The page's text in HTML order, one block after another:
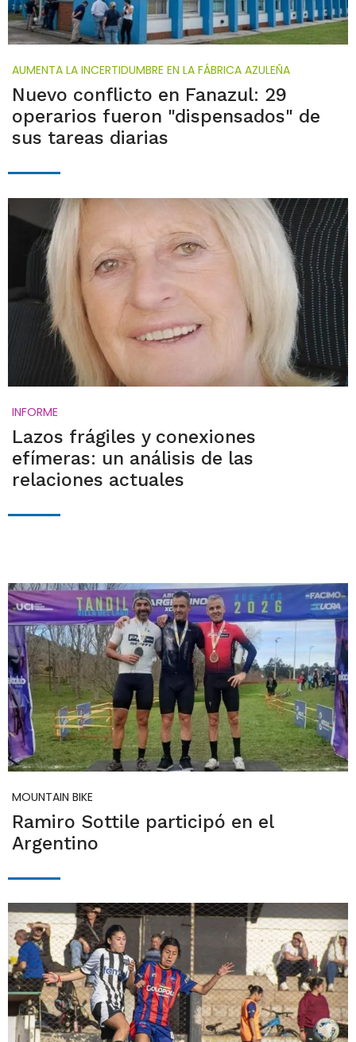
AUMENTA LA INCERTIDUMBRE EN LA FÁBRICA AZULEÑA
Nuevo conflicto en Fanazul: 29
operarios fueron "dispensados" de
sus tareas diarias
INFORME
Lazos frágiles y conexiones
efímeras: un análisis de las
relaciones actuales
MOUNTAIN BIKE
Ramiro Sottile participó en el
Argentino